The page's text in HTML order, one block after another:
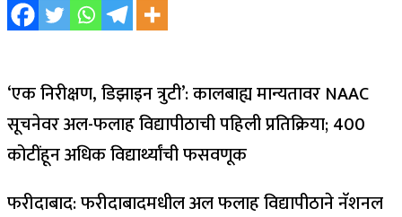
‘एक निरीक्षण, डिझाइन त्रुटी’: कालबाह्य मान्यतावर NAAC
सूचनेवर अल-फलाह विद्यापीठाची पहिली प्रतिक्रिया; 400
कोटींहून अधिक विद्यार्थ्यांची फसवणूक
फरीदाबाद: फरीदाबादमधील अल फलाह विद्यापीठाने नॅशनल